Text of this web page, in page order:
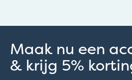
Maak nu een
& krijg 5%